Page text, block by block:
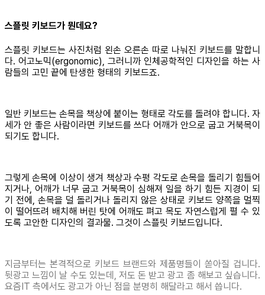
스플릿 키보드가 뭔데요?
스플릿 키보드는 사진처럼 왼손 오른손 따로 나눠진 키보드를 말합니
다. 어고노믹(ergonomic), 그러니까 인체공학적인 디자인을 하는 사
람들의 고민 끝에 탄생한 형태의 키보드죠.
일반 키보드는 손목을 책상에 붙이는 형태로 각도를 돌려야 합니다. 자
세가 안 좋은 사람이라면 키보드를 쓰다 어깨가 안으로 굽고 거북목이
되기도 합니다.
그렇게 손목에 이상이 생겨 책상과 수평 각도로 손목을 돌리기 힘들어
지거나, 어깨가 너무 굽고 거북목이 심해져 일을 하기 힘든 지경이 되
기 전에, 손목을 덜 돌리거나 돌리지 않은 상태로 키보드 양쪽을 멀찍
이 떨어뜨려 배치해 버린 탓에 어깨도 펴고 목도 자연스럽게 펼 수 있
도록 고안한 디자인의 결과물. 그것이 스플릿 키보드입니다.
지금부터는 본격적으로 키보드 브랜드와 제품명들이 쏟아질 겁니다.
뒷광고 느낌이 날 수도 있는데, 저도 돈 받고 광고 좀 해보고 싶습니다.
요즘IT 측에서도 광고가 아닌 점을 분명히 해달라고 해서 씁니다.